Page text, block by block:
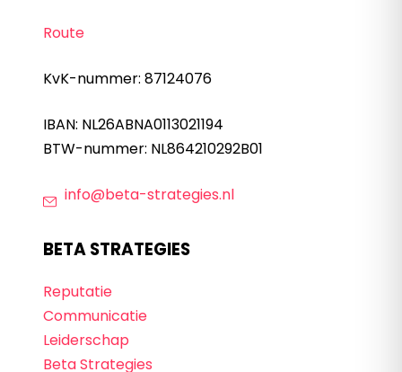
Route
KvK-nummer: 87124076
IBAN: NL26ABNA0113021194
BTW-nummer: NL864210292B01
info@beta-strategies.nl
BETA STRATEGIES
Reputatie
Communicatie
Leiderschap
Beta Strategies